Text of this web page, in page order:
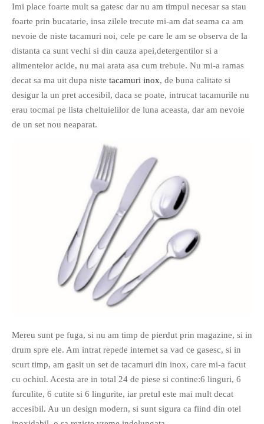
O poveste in care sexul se
confunda cu dragostea,
If you like movies, words and
mind games, then this is the
Imi place foarte mult sa gatesc dar nu am timpul necesar sa stau
foarte prin bucatarie, insa zilele trecute mi-am dat seama ca am
nevoie de niste tacamuri noi, cele pe care le am se observa de la
distanta ca sunt vechi si din cauza apei,detergentilor si a
alimentelor acide, nu mai arata asa cum trebuie. Nu mi-a ramas
decat sa ma uit dupa niste tacamuri inox, de buna calitate si
desigur la un pret accesibil, daca se poate, intrucat tacamurile nu
erau tocmai pe lista cheltuielilor de luna aceasta, dar am nevoie
de un set nou neaparat.
Mereu sunt pe fuga, si nu am timp de pierdut prin magazine, si in
drum spre ele. Am intrat repede internet sa vad ce gasesc, si in
scurt timp, am gasit un set de tacamuri din inox, care mi-a facut
cu ochiul. Acesta are in total 24 de piese si contine:6 linguri, 6
furculite, 6 cutite si 6 lingurite, iar pretul este mai mult decat
accesibil. Au un design modern, si sunt sigura ca fiind din otel